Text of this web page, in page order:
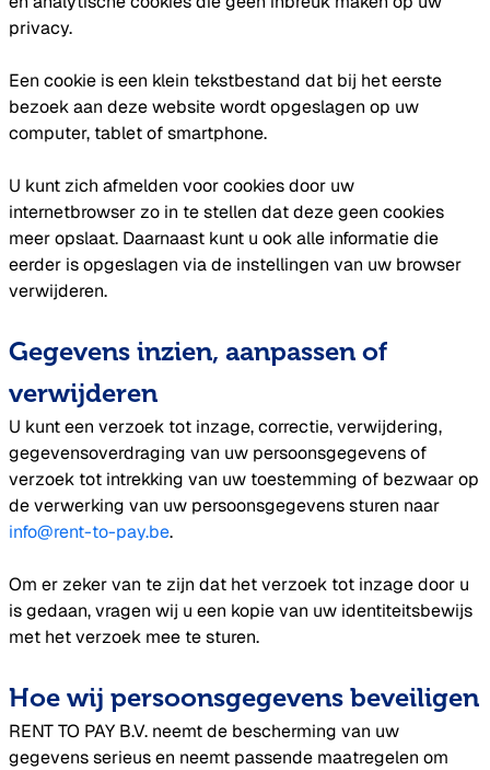
privacy.
Een cookie is een klein tekstbestand dat bij het eerste
bezoek aan deze website wordt opgeslagen op uw
computer, tablet of smartphone.
U kunt zich afmelden voor cookies door uw
internetbrowser zo in te stellen dat deze geen cookies
meer opslaat. Daarnaast kunt u ook alle informatie die
eerder is opgeslagen via de instellingen van uw browser
verwijderen.
Gegevens inzien, aanpassen of
verwijderen
U kunt een verzoek tot inzage, correctie, verwijdering,
gegevensoverdraging van uw persoonsgegevens of
verzoek tot intrekking van uw toestemming of bezwaar op
de verwerking van uw persoonsgegevens sturen naar
info@rent-to-pay.be.
Om er zeker van te zijn dat het verzoek tot inzage door u
is gedaan, vragen wij u een kopie van uw identiteitsbewijs
met het verzoek mee te sturen.
Hoe wij persoonsgegevens beveiligen
RENT TO PAY B.V. neemt de bescherming van uw
gegevens serieus en neemt passende maatregelen om